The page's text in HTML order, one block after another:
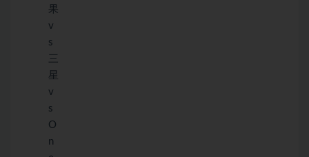
果
v
s
三
星
v
s
O
n